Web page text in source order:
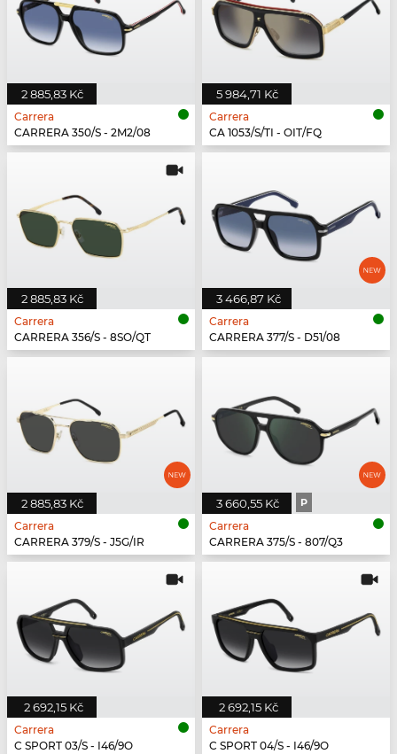
2 885,83 Kč
Carrera
CARRERA 350/S - 2M2/08
5 984,71 Kč
Carrera
CA 1053/S/TI - OIT/FQ
2 885,83 Kč
Carrera
CARRERA 356/S - 8SO/QT
3 466,87 Kč
Carrera
CARRERA 377/S - D51/08
2 885,83 Kč
Carrera
CARRERA 379/S - J5G/IR
3 660,55 Kč P
Carrera
CARRERA 375/S - 807/Q3
2 692,15 Kč
Carrera
C SPORT 03/S - I46/9O
2 692,15 Kč
Carrera
C SPORT 04/S - I46/9O